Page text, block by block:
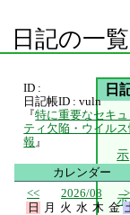
日記の一覧
日
示
示
ID :
日記帳ID : vuln
『特に重要なセキュ
ティ欠陥・ウイル
報 』
カレンダー
<<
2026/08
日
月 火 水 木 金